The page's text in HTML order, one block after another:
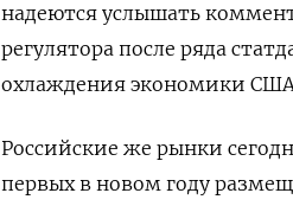
надеются услышать
регулятора после ряда
охлаждения экономики
Российские же рынки
первых в новом году